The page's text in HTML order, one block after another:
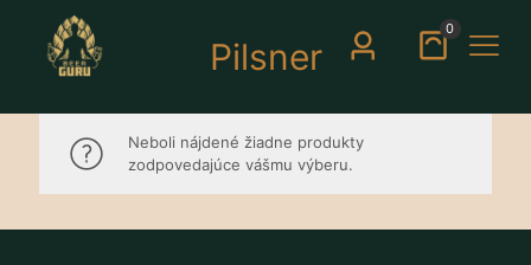
0
Pilsner
Neboli nájdené žiadne produkty
zodpovedajúce vášmu výberu.